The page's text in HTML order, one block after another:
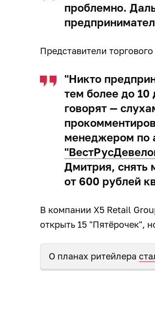
проблемно.
Представители
"Никто
тем более до 10
говорят —
менеджером по
Дмитрия, снять
от 600 рублей
В компании X5 Retail
открыть 15 "Пятёрочек",
О планах ритейлера